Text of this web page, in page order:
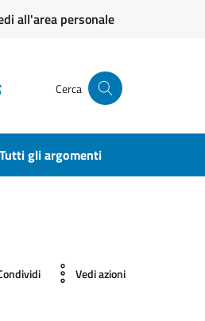
all'area personale
Cerca
Tutti gli argomenti
Vedi azioni